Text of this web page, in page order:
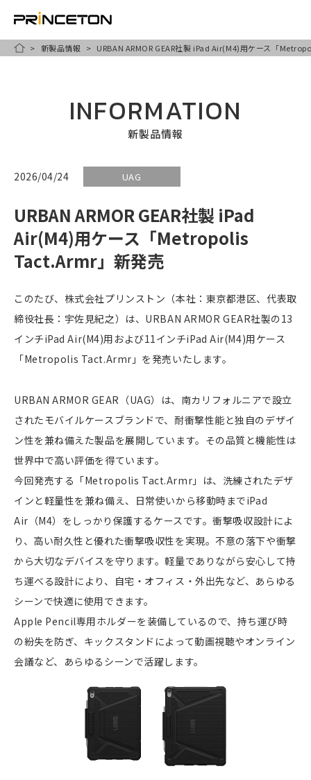
HOME新製品情報 URBAN ARMOR GEAR社製 iPad Air(M4)用ケース「
INFORMATION
新製品情報
2026/04/24 UAG
URBAN ARMOR GEAR社製 iPad
Air(M4)用ケース「Metropolis
Tact.Armr」新発売
このたび、株式会社プリンストン（本社：東京都港区、代表取
締役社長：宇佐見紀之）は、URBAN ARMOR GEAR社製の13
インチiPad Air(M4)用および11インチiPad Air(M4)用ケース
「Metropolis Tact.Armr」を発売いたします。
URBAN ARMOR GEAR（UAG）は、南カリフォルニアで設立
されたモバイルケースブランドで、耐衝撃性能と独自のデザイ
ン性を兼ね備えた製品を展開しています。その品質と機能性は
世界中で高い評価を得ています。
今回発売する「Metropolis Tact.Armr」は、洗練されたデザ
インと軽量性を兼ね備え、日常使いから移動時までiPad
Air（M4）をしっかり保護するケースです。衝撃吸収設計によ
り、高い耐久性と優れた衝撃吸収性を実現。不意の落下や衝撃
から大切なデバイスを守ります。軽量でありながら安心して持
ち運べる設計により、自宅・オフィス・外出先など、あらゆる
シーンで快適に使用できます。
Apple Pencil専用ホルダーを装備しているので、持ち運び時
の紛失を防ぎ、キックスタンドによって動画視聴やオンライン
会議など、あらゆるシーンで活躍します。